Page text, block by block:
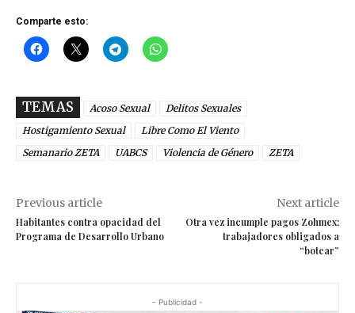
Comparte esto:
TEMAS Acoso Sexual
Delitos Sexuales
Hostigamiento Sexual
Libre Como El Viento
Semanario ZETA
UABCS Violencia de Género ZETA
Previous article
Habitantes contra opacidad del
Programa de Desarrollo Urbano
Next article
Otra vez incumple pagos Zohmex;
trabajadores obligados a
“botear”
- Publicidad -